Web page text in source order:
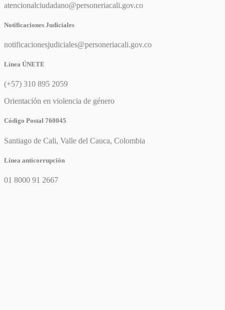
atencionalciudadano@personeriacali.gov.co
Notificaciones Judiciales
notificacionesjudiciales@personeriacali.gov.co
Línea ÚNETE
(+57) 310 895 2059
Orientación en violencia de género
Código Postal 760045
Santiago de Cali, Valle del Cauca, Colombia
Línea anticorrupción
01 8000 91 2667